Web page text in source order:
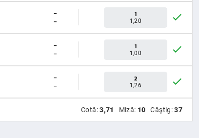
-
-
1
1,20
-
-
1
1,00
-
-
2
1,26
Cotă:3,71 Miză: 10 Câştig:37